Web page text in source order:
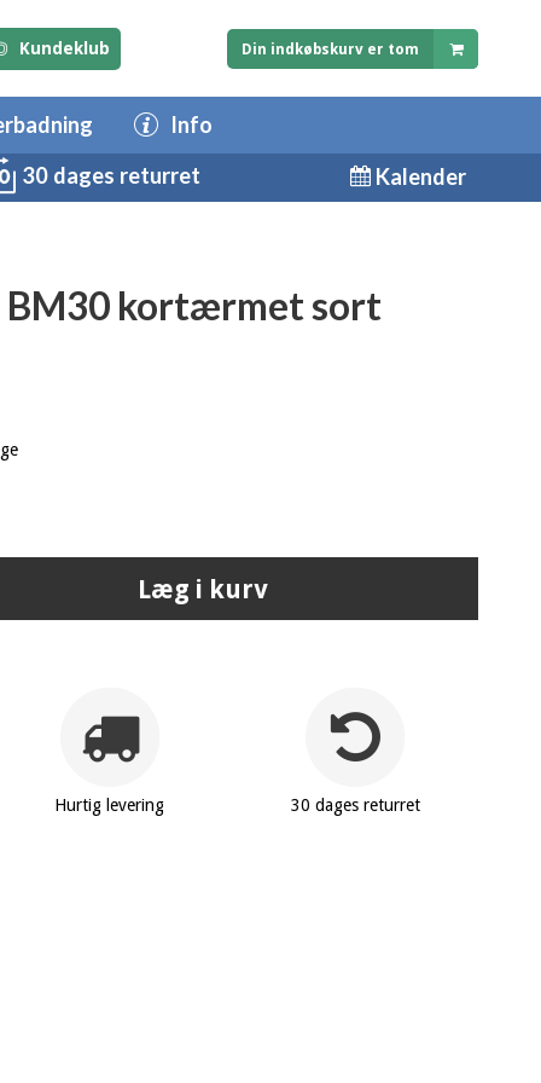
Kundeklub Din indkøbskurv er tom
Info
30 dages returret
Kalender
BM30 kortærmet sort
Læg i kurv
Hurtig levering 30 dages returret